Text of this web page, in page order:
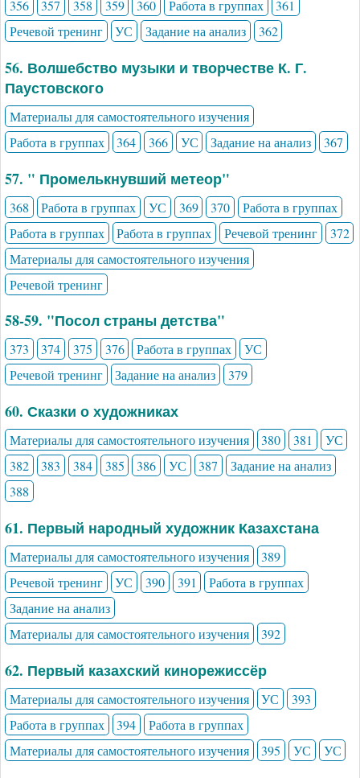
356 357 358 359 360 Работа в группах
361
Речевой тренинг
УС Задание на анализ 362
56. Волшебство музыки и творчестве К. Г.
Паустовского
Материалы для самостоятельного изучения
Работа в группах
364 366 УС Задание на анализ 367
57. " Промелькнувший метеор"
368 Работа в группах УС 369 370
Работа в группах
Работа в группах
Работа в группах Речевой тренинг
372
Материалы для самостоятельного изучения
Речевой тренинг
58-59. "Посол страны детства"
373 374 375 376 Работа в группах
УС
Речевой тренинг
Задание на анализ 379
60. Сказки о художниках
Материалы для самостоятельного изучения 380 381
УС
382
383 384 385 386 УС 387
Задание на анализ
388
61. Первый народный художник Казахстана
Материалы для самостоятельного изучения
389
Речевой тренинг
УС 390 391
Работа в группах
Задание на анализ
Материалы для самостоятельного изучения
392
62. Первый казахский кинорежиссёр
Материалы для самостоятельного изучения УС
393
Работа в группах
394
Работа в группах
Материалы для самостоятельного изучения
395 УС УС